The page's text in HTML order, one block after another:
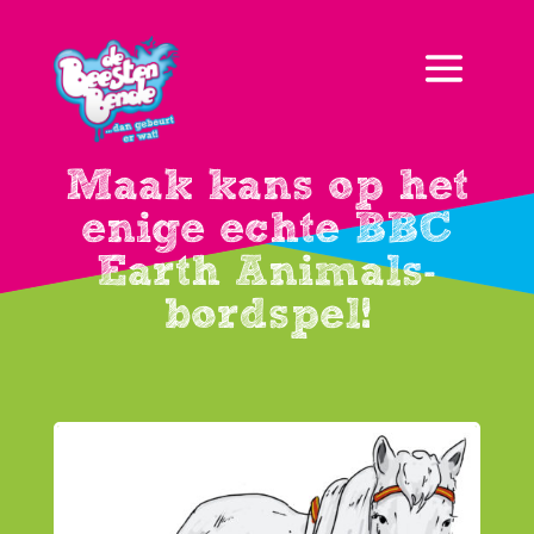
Maak kans op het
enige echte BBC
Earth Animals-
bordspel!